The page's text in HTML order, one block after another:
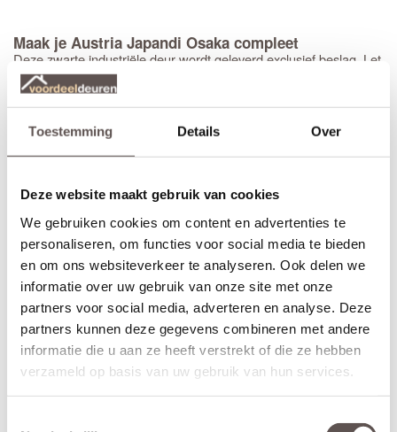
Toestemming Details Over
Deze website maakt gebruik van cookies
We gebruiken cookies om content en advertenties te
personaliseren, om functies voor social media te bieden
en om ons websiteverkeer te analyseren. Ook delen we
informatie over uw gebruik van onze site met onze
partners voor social media, adverteren en analyse. Deze
partners kunnen deze gegevens combineren met andere
informatie die u aan ze heeft verstrekt of die ze hebben
verzameld op basis van uw gebruik van hun services.
Maak je Austria Japandi Osaka compleet
Deze zwarte industriële deur wordt geleverd exclusief beslag. Let
op: door het slanke design zijn deze deuren alleen geschikt voor
de speciale Austria smalsloten. Bestel direct een
loopsloten een deurkruk mee om je nieuwe deur direct te kunnen
monteren.
VeraLux Dover minirozetof kies voor origineledeurkrukken van
Austria.
Voor een stompe binnendeur raden wezwarte
kogellagerscharnieren (89 mm) aan voor een stijlvolle afwerking;
monteer minimaal drie stuks per deur voor een solide bevestiging.
Voor eenluxere uitstralingbiedt Austriazwart verdekte
scharnierendie onzichtbaar in de deur wegvallen. Houd er
rekening mee dat voor de montage van deze verdekte